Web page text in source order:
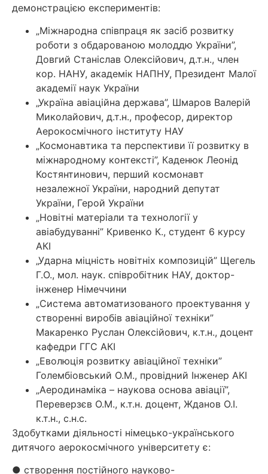
демонстрацією експериментів:
„Міжнародна співпраця як засіб розвитку
роботи з обдарованою молоддю України”,
Довгий Станіслав Олексійович, д.т.н., член
кор. НАНУ, академік НАПНУ, Президент Малої
академії наук України
„Україна авіаційна держава”, Шмаров Валерій
Миколайович, д.т.н., професор, директор
Аерокосмічного інституту НАУ
„Космонавтика та перспективи її розвитку в
міжнародному контексті”, Каденюк Леонід
Костянтинович, перший космонавт
незалежної України, народний депутат
України, Герой України
„Новітні матеріали та технології у
авіабудуванні” Кривенко К., студент 6 курсу
АКІ
„Ударна міцність новітніх композицій” Щегель
Г.О., мол. наук. співробітник НАУ, доктор-
інженер Німеччини
„Система автоматизованого проектування у
створенні виробів авіаційної техніки”
Макаренко Руслан Олексійович, к.т.н., доцент
кафедри ГГС АКІ
„Еволюція розвитку авіаційної техніки”
Голембіовський О.М., провідний Інженер АКІ
„Аеродинаміка – наукова основа авіації”,
Переверзєв О.М., к.т.н. доцент, Жданов О.І.
к.т.н., с.н.с.
Здобутками діяльності німецько-українського
дитячого аерокосмічного університету є:
● створення постійного науково-